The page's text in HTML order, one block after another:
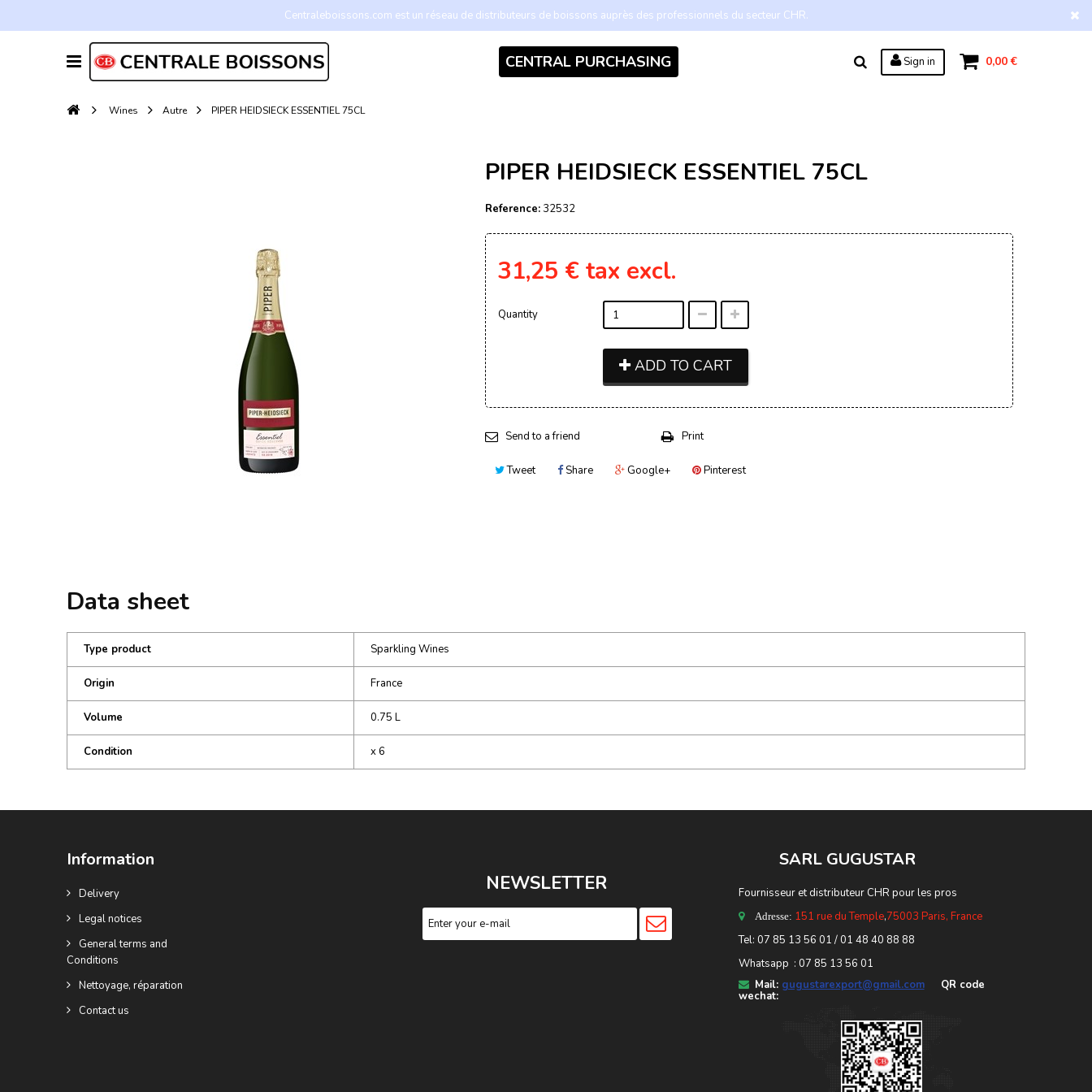
Centraleboissons.com est un réseau de distributeurs de boissons auprès des professionnels du secteur CHR.
0,00 €
Sign in
CENTRAL PURCHASING
Wines Autre PIPER HEIDSIECK ESSENTIEL 75CL
PIPER HEIDSIECK ESSENTIEL 75CL
Reference:32532
31,25 € tax excl.
Quantity
ADD TO CART
Send to a friend Print
Tweet Share Google+ Pinterest
Data sheet
Type product Sparkling Wines
Origin France
Volume 0.75 L
Condition x 6
Information
Delivery
Legal notices
General terms and
Conditions
Nettoyage, réparation
Contact us
NEWSLETTER
SARL GUGUSTAR
Fournisseur et distributeur CHR pour les pros
Adresse: 151 rue du Temple,75003 Paris, France
Tel: 07 85 13 56 01 / 01 48 40 88 88
Whatsapp : 07 85 13 56 01
Mail: gugustarexport@gmail.comQR code
wechat: